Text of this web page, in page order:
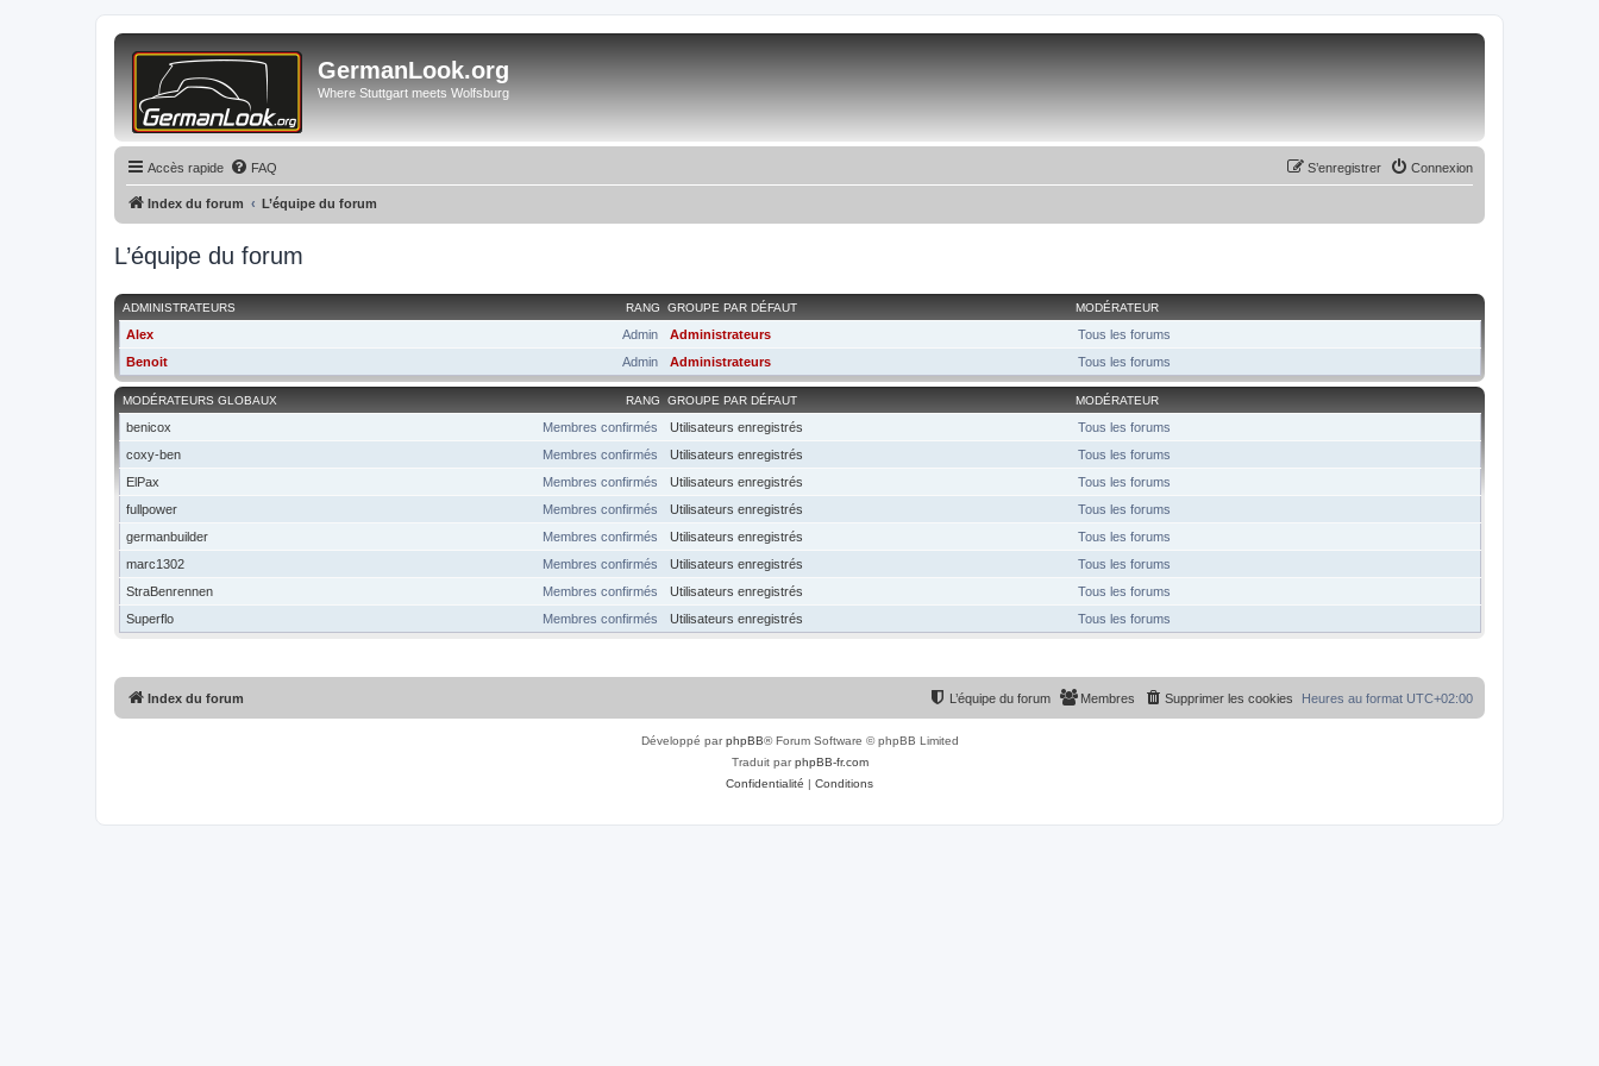
GermanLook.org
Where Stuttgart meets Wolfsburg
Accès rapide FAQ Connexion
S’enregistrer
Index du forum L’équipe du forum
L’équipe du forum
RANG
ADMINISTRATEURS GROUPE PAR DÉFAUT MODÉRATEUR
Admin
Alex Administrateurs
Tous les forums
Admin
Benoit Administrateurs Tous les forums
RANG
MODÉRATEURS GLOBAUX GROUPE PAR DÉFAUT MODÉRATEUR
Membres confirmés
benicox Utilisateurs enregistrés
Tous les forums
Membres confirmés
coxy-ben Utilisateurs enregistrés
Tous les forums
Membres confirmés
ElPax Utilisateurs enregistrés
Tous les forums
Membres confirmés
fullpower Utilisateurs enregistrés
Tous les forums
Membres confirmés
germanbuilder Utilisateurs enregistrés
Tous les forums
Membres confirmés
marc1302 Utilisateurs enregistrés
Tous les forums
Membres confirmés
StraBenrennen Utilisateurs enregistrés
Tous les forums
Membres confirmés
Superflo Utilisateurs enregistrés Tous les forums
Index du forum Heures au format UTC+02:00
Supprimer les cookies
Membres
L’équipe du forum
Développé parphpBB® Forum Software © phpBB Limited
Traduit parphpBB-fr.com
Confidentialité | Conditions